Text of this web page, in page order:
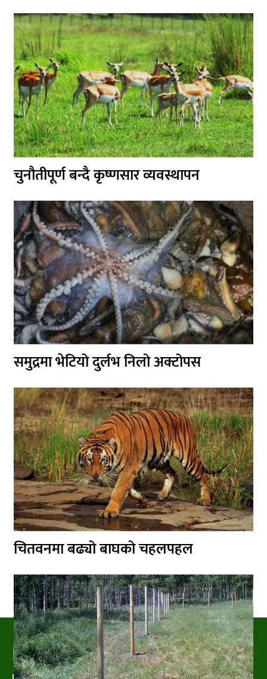
चुनौतीपूर्ण बन्दै कृष्णसार व्यवस्थापन
समुद्रमा भेटियो दुर्लभ निलो अक्टोपस
चितवनमा बढ्यो बाघको चहलपहल
PRAKRITIPRESS